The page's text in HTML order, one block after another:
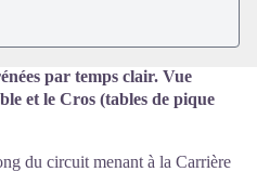
par temps clair. Vue
et le Cros (tables de pique
du circuit menant à la Carrière